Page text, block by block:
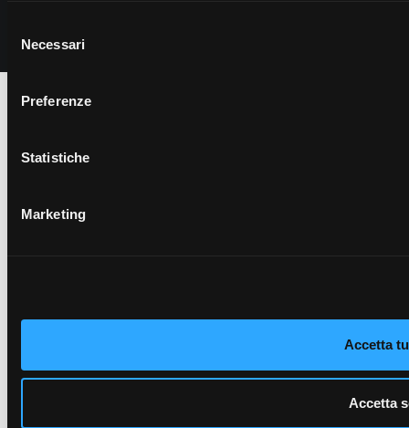
del
consenso
Necessari
Preferenze
Statistiche
Marketing
Accetta
Accetta